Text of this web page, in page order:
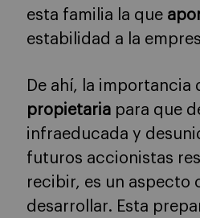
esta familia la que
estabilidad a la
De ahí, la importancia
propietaria para que
infraeducada y
futuros accionistas
recibir, es un aspecto
desarrollar. Esta